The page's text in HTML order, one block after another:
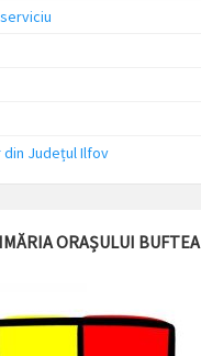
din Județul Ilfov
ORAȘULUI BUFTEA